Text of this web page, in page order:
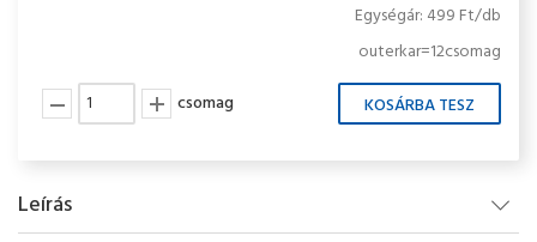
Egységár: 499 Ft/db
outerkar=12csomag
csomag
Leírás